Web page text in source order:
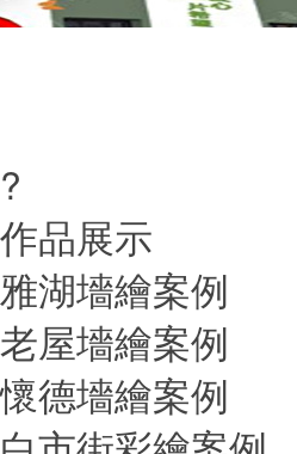
?
作品展示
雅湖墻繪案例
老屋墻繪案例
懷德墻繪案例